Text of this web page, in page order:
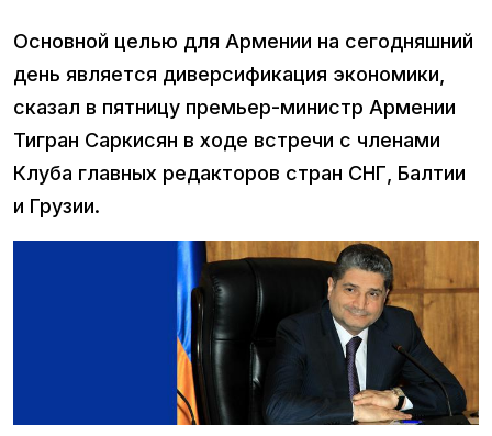
Основной целью для Армении на сегодняшний
день является диверсификация экономики,
сказал в пятницу премьер-министр Армении
Тигран Саркисян в ходе встречи с членами
Клуба главных редакторов стран СНГ, Балтии
и Грузии.